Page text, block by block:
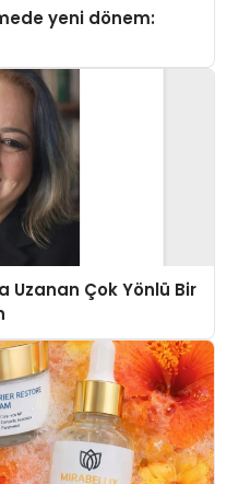
yeni dönem:
Uzanan Çok Yönlü Bir